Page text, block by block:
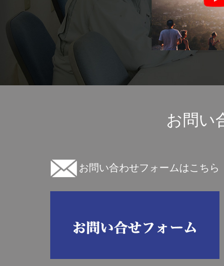
お問い
お問い合わせフォームはこちら